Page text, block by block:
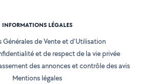
INFORMATIONS LÉGALES
de Vente et d'Utilisation
et de respect de la vie privée
des annonces et contrôle des avis
Mentions légales